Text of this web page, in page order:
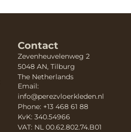
Contact
Zevenheuvelenweg 2
5048 AN, Tilburg
The Netherlands
Email:
info@perezvloerkleden.nl
Phone: +13 468 61 88
KvK: 340.54966
VAT: NL 00.62.802.74.B01